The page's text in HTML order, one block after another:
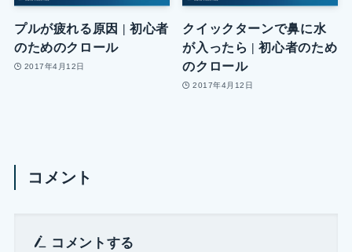
プルが疲れる原因 | 初心者
のためのクロール
2017年4月12日
クイックターンで鼻に水
が入ったら | 初心者のため
のクロール
2017年4月12日
コメント
コメントする